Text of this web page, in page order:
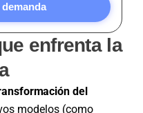
enfrenta la
del
modelos (como